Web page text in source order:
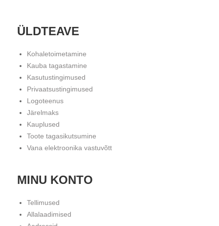
ÜLDTEAVE
Kohaletoimetamine
Kauba tagastamine
Kasutustingimused
Privaatsustingimused
Logoteenus
Järelmaks
Kauplused
Toote tagasikutsumine
Vana elektroonika vastuvõtt
MINU KONTO
Tellimused
Allalaadimised